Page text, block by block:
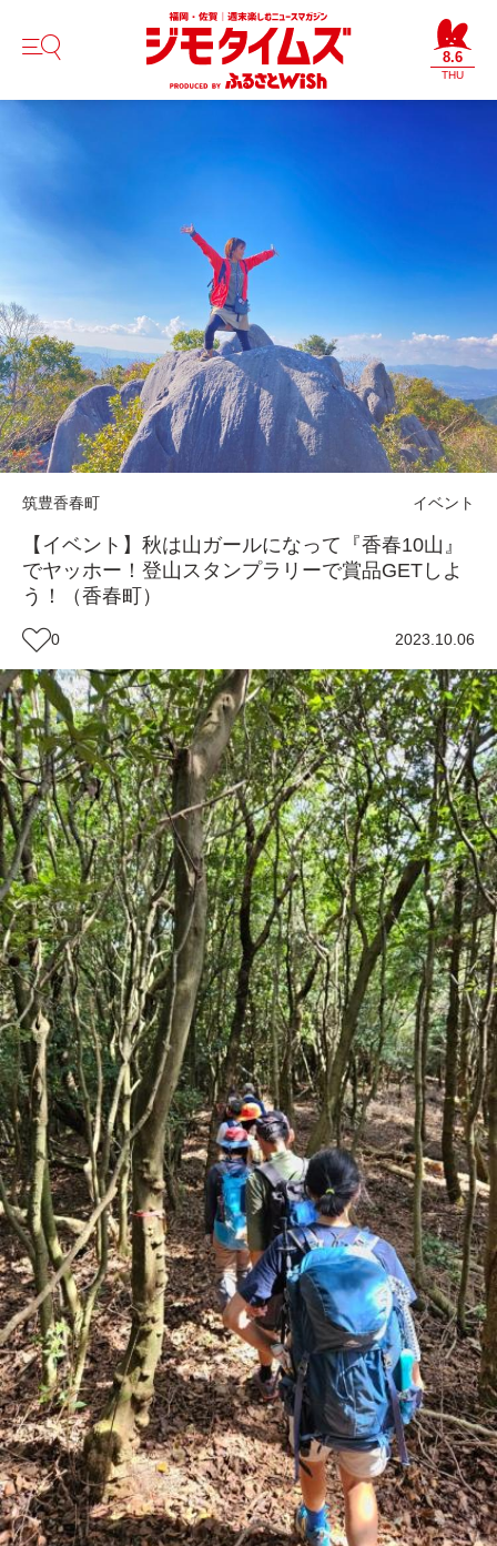
8.6
THU
筑豊香春町 イベント
【イベント】秋は山ガールになって『香春10山』
でヤッホー！登山スタンプラリーで賞品GETしよ
う！（香春町）
0 2023.10.06